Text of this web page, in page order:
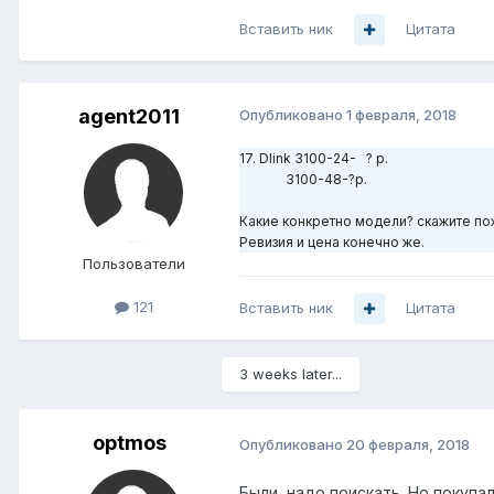
Вставить ник Цитата
agent2011
Пользователи
121
Опубликовано 1 февраля, 2018
17. Dlink 3100-24- ? р.
3100-48-?р.
Какие конкретно модели? скажите
Ревизия и цена конечно же.
Вставить ник Цитата
3 weeks later...
optmos Опубликовано 20 февраля, 2018